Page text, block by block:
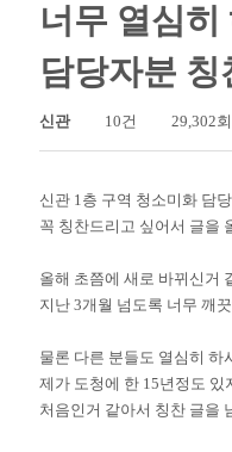
너무 열심히
담당자분
신관 10건 29,302회
신관 1층 구역 청소미화 담
꼭 칭찬드리고 싶어서 글을
올해 초쯤에 새로 바뀌신거
지난 3개월 넘도록 너무 깨
물론 다른 분들도 열심히 하
제가 도청에 한 15년정도
처음인거 같아서 칭찬 글을